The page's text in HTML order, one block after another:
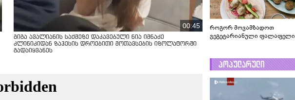
00:45
გიგა ავალიანის საქმეზე დაკავებული ნია იმნაძე
კლინიკიდან ზაჰესის დროებითი მოთავსების იზოლატორში
გადაიყვანეს
როგორ მოვამზადოთ
ვეგეტარიანული ფალაფელი
პოპულარული